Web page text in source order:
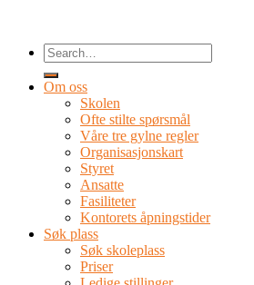
Om oss
Skolen
Ofte stilte spørsmål
Våre tre gylne regler
Organisasjonskart
Styret
Ansatte
Fasiliteter
Kontorets åpningstider
Søk plass
Søk skoleplass
Priser